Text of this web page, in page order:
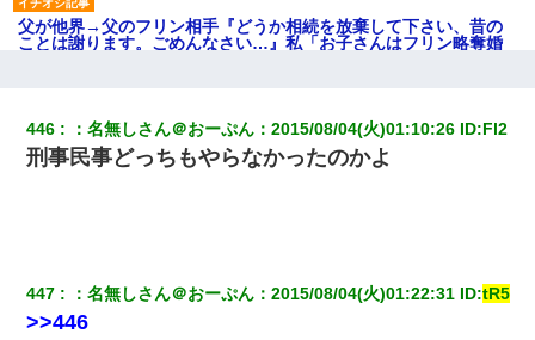
父が他界→父のフリン相手『どうか相続を放棄して下さい、昔の
ことは謝ります。ごめんなさい…』私「お子さんはフリン略奪婚
妻が亡くなったんだけど正直ガチで嬉しい
元旦那から復縁要請。息子「最新型のiPhoneも買えない貧乏は嫌
だ、再婚して」私「なら父親と暮らせ」息子「やった＾＾」私
（もう手遅れだったんだな…）
446 ：名無しさん＠おーぷん ：2015/08/04(火)01:10:26 ID:Fl2
刑事民事どっちもやらなかったのかよ
447 ：名無しさん＠おーぷん ：2015/08/04(火)01:22:31 ID:tR5
>>446